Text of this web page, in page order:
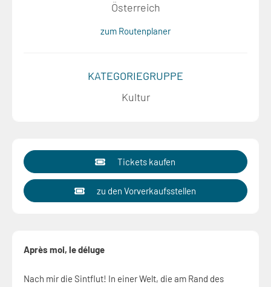
Österreich
zum Routenplaner
KATEGORIEGRUPPE
Kultur
Tickets kaufen
zu den Vorverkaufsstellen
Après moi, le déluge
Nach mir die Sintflut! In einer Welt, die am Rand des